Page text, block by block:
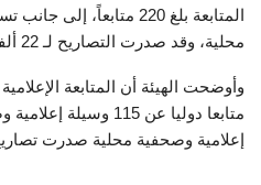
محلية، وقد صدرت التصاريح لـ 22 ألفا و 340 متابعاً لها.
إعلامية وصحفية محلية صدرت تصاريح لـ 4218 صحفيا